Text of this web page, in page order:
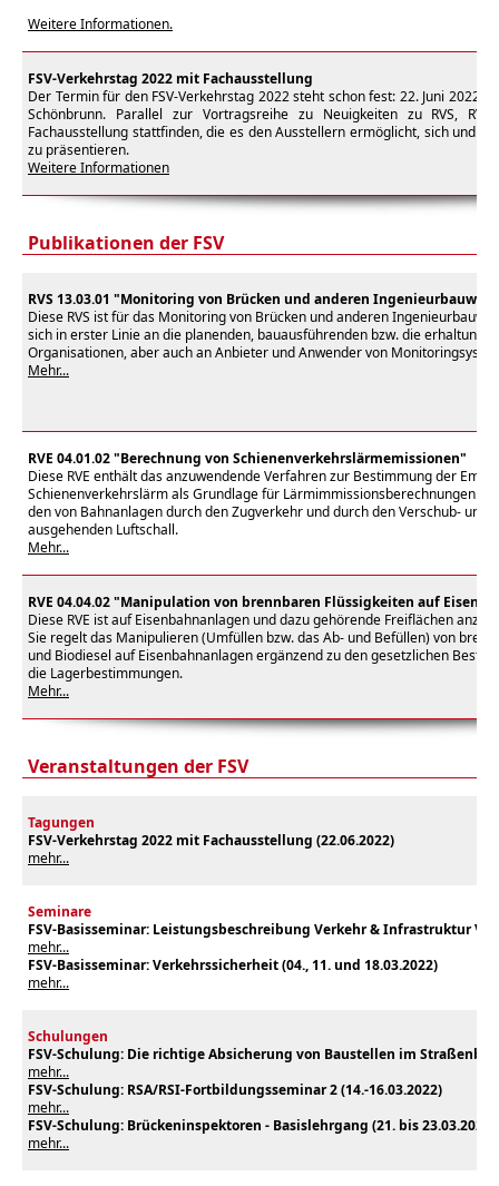
Weitere Informationen.
FSV-Verkehrstag 2022 mit Fachausstellung
Der Termin für den FSV-Verkehrstag 2022 steht schon fest: 22. Juni 2022
Schönbrunn. Parallel zur Vortragsreihe zu Neuigkeiten zu RVS,
Fachausstellung stattfinden, die es den Ausstellern ermöglicht, sich und
zu präsentieren.
Weitere Informationen
Publikationen der FSV
RVS 13.03.01 "Monitoring von Brücken und anderen
Diese RVS ist für das Monitoring von Brücken und anderen
sich in erster Linie an die planenden, bauausführenden bzw. die
Organisationen, aber auch an Anbieter und Anwender von
Mehr...
RVE 04.01.02 "Berechnung von Schienenverkehrslärmemissionen"
Diese RVE enthält das anzuwendende Verfahren zur Bestimmung der
Schienenverkehrslärm als Grundlage für Lärmimmissionsberechnungen.
den von Bahnanlagen durch den Zugverkehr und durch den Verschub- und
ausgehenden Luftschall.
Mehr...
RVE 04.04.02 "Manipulation von brennbaren Flüssigkeiten auf
Diese RVE ist auf Eisenbahnanlagen und dazu gehörende Freiflächen
Sie regelt das Manipulieren (Umfüllen bzw. das Ab- und Befüllen) von
und Biodiesel auf Eisenbahnanlagen ergänzend zu den gesetzlichen
die Lagerbestimmungen.
Mehr...
Veranstaltungen der FSV
Tagungen
FSV-Verkehrstag 2022 mit Fachausstellung (22.06.2022)
mehr...
Seminare
FSV-Basisseminar: Leistungsbeschreibung Verkehr & Infrastruktur
mehr...
FSV-Basisseminar: Verkehrssicherheit (04., 11. und 18.03.2022)
mehr...
Schulungen
FSV-Schulung: Die richtige Absicherung von Baustellen im
mehr...
FSV-Schulung: RSA/RSI-Fortbildungsseminar 2 (14.-16.03.2022)
mehr...
FSV-Schulung: Brückeninspektoren - Basislehrgang (21. bis 23.03.2022
mehr...